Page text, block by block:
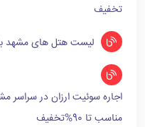
تخفیف
لیست هتل های مشهد با
اجاره سوئیت ارزان در سراسر
مناسب تا 90%تخفیف